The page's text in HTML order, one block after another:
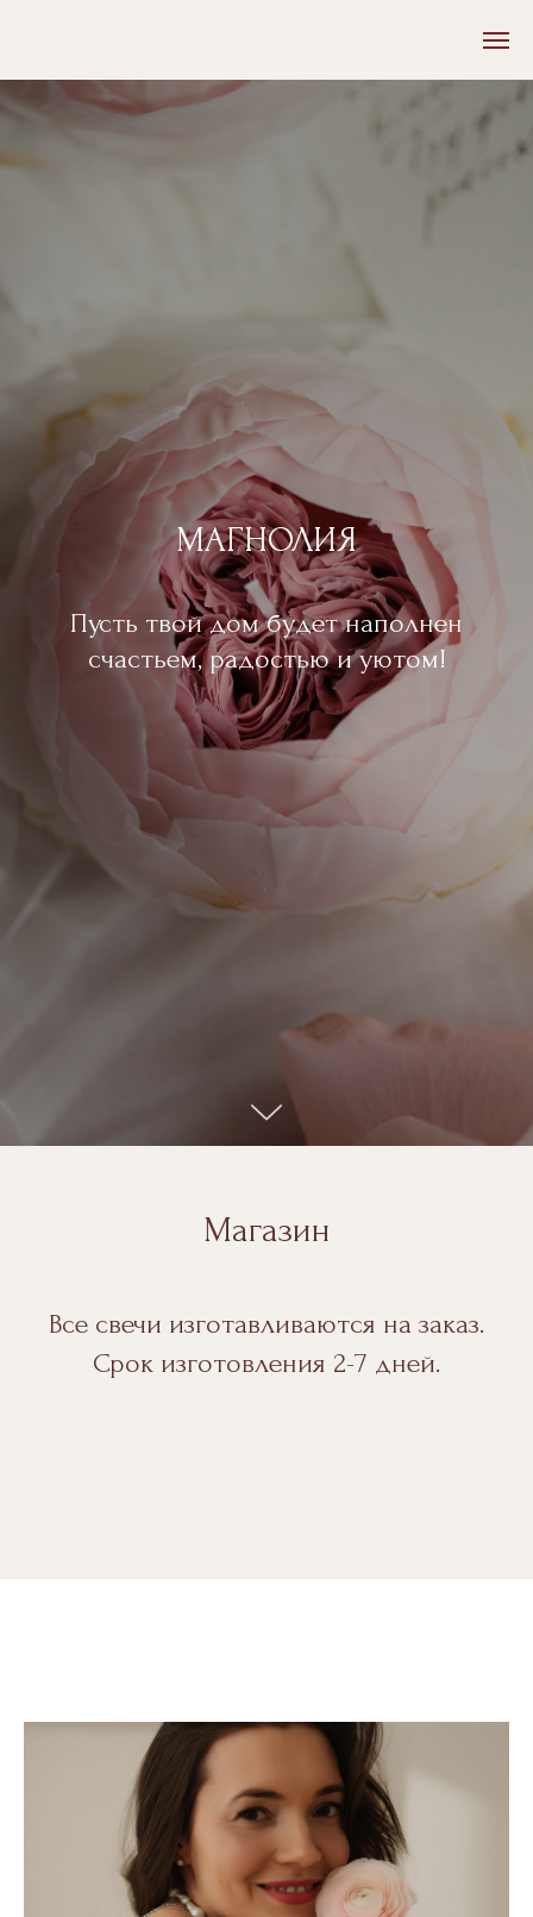
МАГНОЛИЯ
Пусть твой дом будет наполнен
счастьем, радостью и уютом!
Магазин
Все свечи изготавливаются на заказ.
Срок изготовления 2-7 дней.